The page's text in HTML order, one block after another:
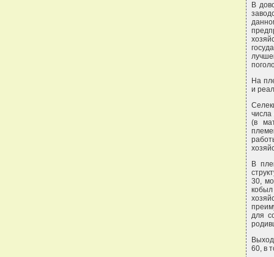
В
На
и
(в
В
30,
для
60, в